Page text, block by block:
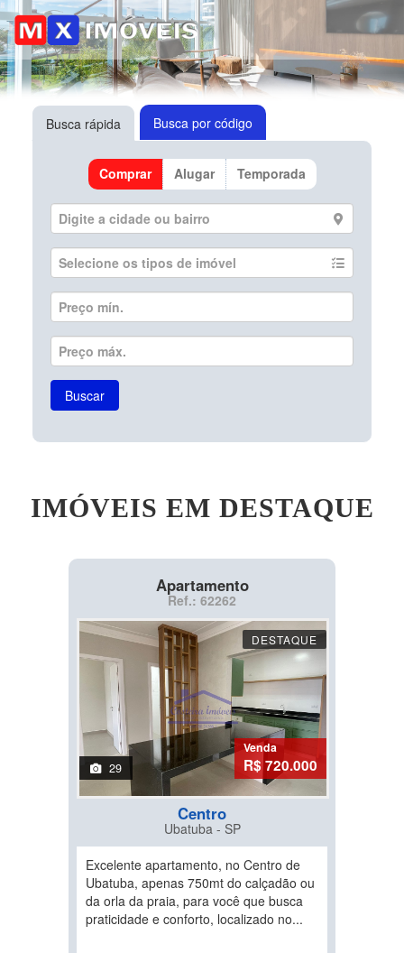
Busca rápida Busca por código
Comprar Alugar Temporada
IMÓVEIS EM DESTAQUE
Apartamento
Ref.: 62262
DESTAQUE
29
Venda
R$ 720.000
Centro
Ubatuba - SP
Excelente apartamento, no Centro de
Ubatuba, apenas 750mt do calçadão ou
da orla da praia, para você que busca
praticidade e conforto, localizado no...